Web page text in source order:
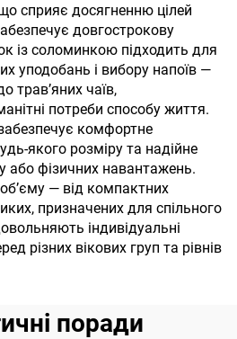
сприяє досягненню цілей
довгострокову
із соломинкою підходить для
уподобань і вибору напоїв —
трав’яних чаїв,
потреби способу життя.
комфортне
якого розміру та надійне
або фізичних навантажень.
об’єму — від компактних
призначених для спільного
індивідуальні
різних вікових груп та рівнів
поради